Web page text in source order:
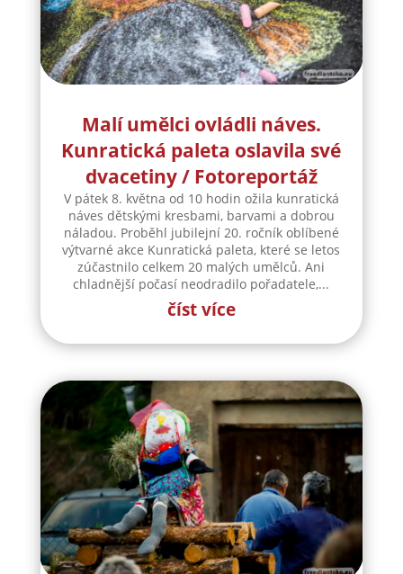
Malí umělci ovládli náves.
Kunratická paleta oslavila své
dvacetiny / Fotoreportáž
V pátek 8. května od 10 hodin ožila kunratická
náves dětskými kresbami, barvami a dobrou
náladou. Proběhl jubilejní 20. ročník oblíbené
výtvarné akce Kunratická paleta, které se letos
zúčastnilo celkem 20 malých umělců. Ani
chladnější počasí neodradilo pořadatele,...
číst více